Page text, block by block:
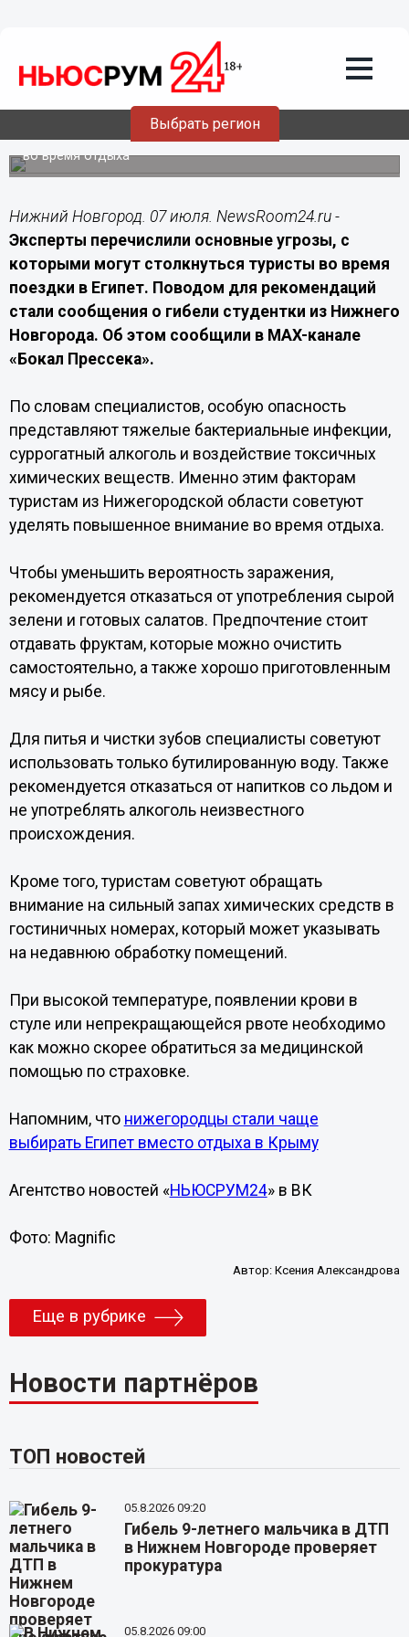
Выбрать регион
Нижегородских туристов
предупредили об опасности отдыха в
Специалисты напомнили, как снизить риск инфекций,
отравлений и воздействия опасных химических веществ
во время отдыха
Нижний Новгород. 07 июля. NewsRoom24.ru -
Эксперты перечислили основные угрозы, с
которыми могут столкнуться туристы во время
поездки в Египет. Поводом для рекомендаций
стали сообщения о гибели студентки из Нижнего
Новгорода. Об этом сообщили в MAX-канале
«Бокал Прессека».
По словам специалистов, особую опасность
представляют тяжелые бактериальные инфекции,
суррогатный алкоголь и воздействие токсичных
химических веществ. Именно этим факторам
туристам из Нижегородской области советуют
уделять повышенное внимание во время отдыха.
Чтобы уменьшить вероятность заражения,
рекомендуется отказаться от употребления сырой
зелени и готовых салатов. Предпочтение стоит
отдавать фруктам, которые можно очистить
самостоятельно, а также хорошо приготовленным
мясу и рыбе.
Для питья и чистки зубов специалисты советуют
использовать только бутилированную воду. Также
рекомендуется отказаться от напитков со льдом и
не употреблять алкоголь неизвестного
происхождения.
Кроме того, туристам советуют обращать
внимание на сильный запах химических средств в
гостиничных номерах, который может указывать
на недавнюю обработку помещений.
При высокой температуре, появлении крови в
стуле или непрекращающейся рвоте необходимо
как можно скорее обратиться за медицинской
помощью по страховке.
Напомним, что нижегородцы стали чаще
выбирать Египет вместо отдыха в Крыму
Агентство новостей «НЬЮСРУМ24» в ВК
Фото: Magnific
Автор:Ксения Александрова
Еще в рубрике
Новости партнёров
ТОП новостей
05.8.2026 09:20
Гибель 9-летнего мальчика в ДТП
в Нижнем Новгороде проверяет
прокуратура
05.8.2026 09:00